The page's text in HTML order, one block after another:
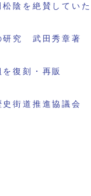
松陰を絶賛して
研究 武田秀章著
復刻・再販
街道推進協議会